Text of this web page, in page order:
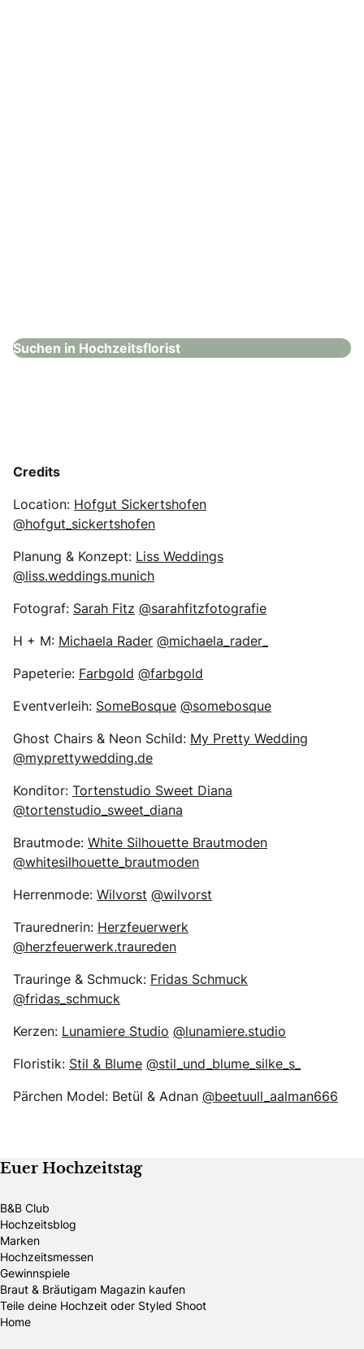
Suchen in Hochzeitsflorist
Credits
Location: Hofgut Sickertshofen
@hofgut_sickertshofen
Planung & Konzept: Liss Weddings
@liss.weddings.munich
Fotograf: Sarah Fitz @sarahfitzfotografie
H + M: Michaela Rader @michaela_rader_
Papeterie: Farbgold @farbgold
Eventverleih: SomeBosque @somebosque
Ghost Chairs & Neon Schild: My Pretty Wedding
@myprettywedding.de
Konditor: Tortenstudio Sweet Diana
@tortenstudio_sweet_diana
Brautmode: White Silhouette Brautmoden
@whitesilhouette_brautmoden
Herrenmode: Wilvorst @wilvorst
Traurednerin: Herzfeuerwerk
@herzfeuerwerk.traureden
Trauringe & Schmuck: Fridas Schmuck
@fridas_schmuck
Kerzen: Lunamiere Studio @lunamiere.studio
Floristik: Stil & Blume @stil_und_blume_silke_s_
Pärchen Model: Betül & Adnan @beetuull_aalman666
Euer Hochzeitstag
B&B Club
Hochzeitsblog
Marken
Hochzeitsmessen
Gewinnspiele
Braut & Bräutigam Magazin kaufen
Teile deine Hochzeit oder Styled Shoot
Home